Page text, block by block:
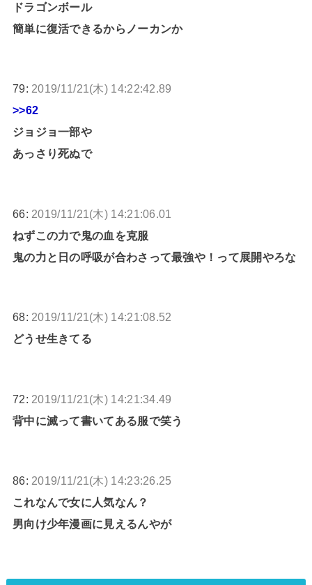
ドラゴンボール
簡単に復活できるからノーカンか
79: 2019/11/21(木) 14:22:42.89
>>62
ジョジョ一部や
あっさり死ぬで
66: 2019/11/21(木) 14:21:06.01
ねずこの力で鬼の血を克服
鬼の力と日の呼吸が合わさって最強や！って展開やろな
68: 2019/11/21(木) 14:21:08.52
どうせ生きてる
72: 2019/11/21(木) 14:21:34.49
背中に滅って書いてある服で笑う
86: 2019/11/21(木) 14:23:26.25
これなんで女に人気なん？
男向け少年漫画に見えるんやが